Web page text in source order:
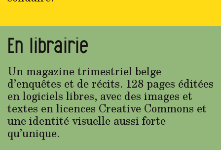
En librairie
Un magazine trimestriel belge
d’enquêtes et de récits. 128 pages éditées
en logiciels libres, avec des images et
textes en licences Creative Commons et
une identité visuelle aussi forte
qu’unique.